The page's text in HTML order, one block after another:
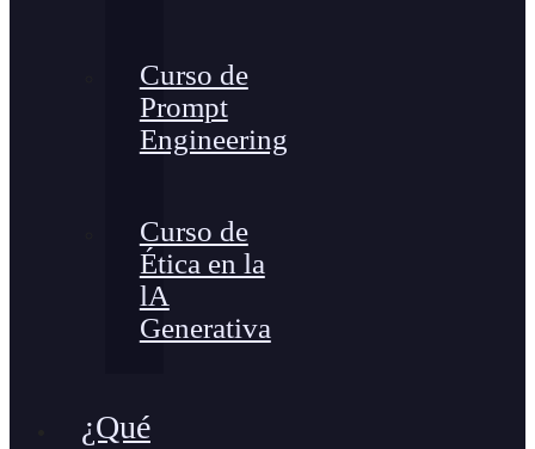
Curso de
Prompt
Engineering
Curso de
Ética en la
lA
Generativa
¿Qué